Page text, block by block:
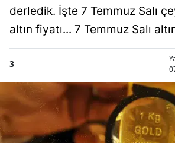
derledik. İşte 7 Temmuz Salı
altın fiyatı... 7 Temmuz Salı
3